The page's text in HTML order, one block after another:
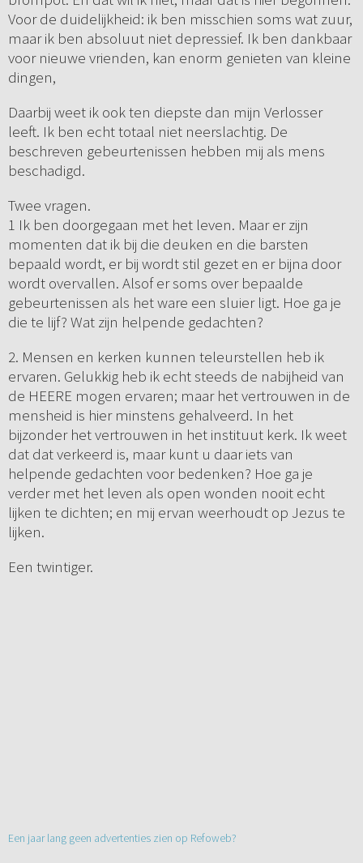
Voor de duidelijkheid: ik ben misschien soms wat zuur,
maar ik ben absoluut niet depressief. Ik ben dankbaar
voor nieuwe vrienden, kan enorm genieten van kleine
dingen,
Daarbij weet ik ook ten diepste dan mijn Verlosser
leeft. Ik ben echt totaal niet neerslachtig. De
beschreven gebeurtenissen hebben mij als mens
beschadigd.
Twee vragen.
1 Ik ben doorgegaan met het leven. Maar er zijn
momenten dat ik bij die deuken en die barsten
bepaald wordt, er bij wordt stil gezet en er bijna door
wordt overvallen. Alsof er soms over bepaalde
gebeurtenissen als het ware een sluier ligt. Hoe ga je
die te lijf? Wat zijn helpende gedachten?
2. Mensen en kerken kunnen teleurstellen heb ik
ervaren. Gelukkig heb ik echt steeds de nabijheid van
de HEERE mogen ervaren; maar het vertrouwen in de
mensheid is hier minstens gehalveerd. In het
bijzonder het vertrouwen in het instituut kerk. Ik weet
dat dat verkeerd is, maar kunt u daar iets van
helpende gedachten voor bedenken? Hoe ga je
verder met het leven als open wonden nooit echt
lijken te dichten; en mij ervan weerhoudt op Jezus te
lijken.
Een twintiger.
Een jaar lang geen advertenties zien op Refoweb?